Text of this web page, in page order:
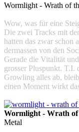
Wormlight - Wrath of
Wow, was für eine
Die zwei Tracks mit
hatten das zwar schon
dermassen von den
Gerade die Vitalität
grosser Pluspunkt. T.I.
Growling alles ab,
einen Moment wirkt
Wormlight - Wrath
Metal